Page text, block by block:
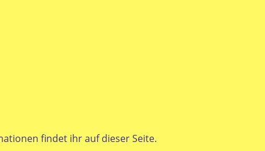
findet ihrauf dieser Seite.